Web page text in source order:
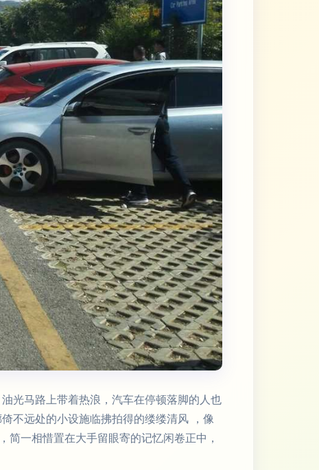
光马路上带着热浪，汽车在停顿落脚的人也
不远处的小设施临拂拍得的缕缕清风 ，像
一相惜置在大手留眼寄的记忆闲卷正中，